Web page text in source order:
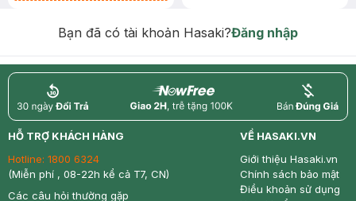
Bạn đã có tài khoản Hasaki?Đăng nhập
return nowfree price
HỖ TRỢ KHÁCH HÀNG
Hotline: 1800 6324
(Miễn phí , 08-22h kể cả T7, CN)
Các câu hỏi thường gặp
VỀ HASAKI.VN
Giới thiệu Hasaki.vn
Chính sách bảo mật
Điều khoản sử dụng